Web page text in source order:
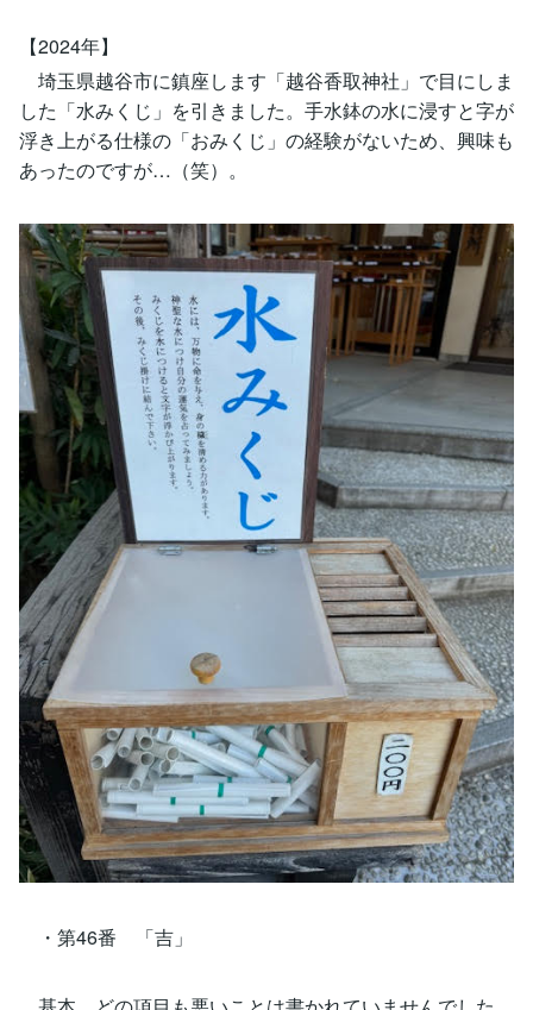
【2024年】
埼玉県越谷市に鎮座します「越谷香取神社」で目にしま
した「水みくじ」を引きました。手水鉢の水に浸すと字が
浮き上がる仕様の「おみくじ」の経験がないため、興味も
あったのですが…（笑）。
・第46番 「吉」